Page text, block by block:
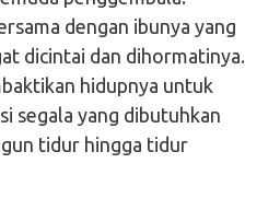
dengan ibunya yang
dicintai dan dihormatinya.
hidupnya untuk
segala yang dibutuhkan
tidur hingga tidur